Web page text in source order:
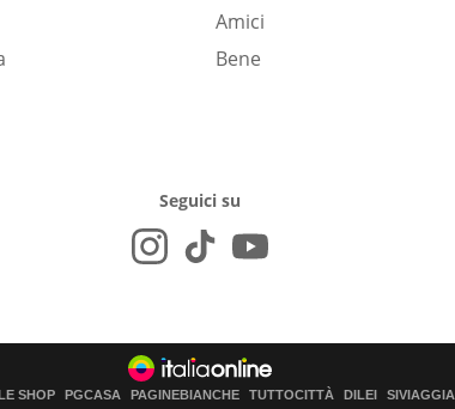
Amici
Bene
Seguici su
SHOP PGCASA PAGINEBIANCHE TUTTOCITTÀ DILEI SIVIAGGIA